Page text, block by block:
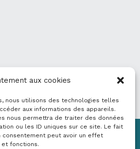
aux cookies
nous utilisons des technologies telles
aux informations des appareils.
nous permettra de traiter des données
ou les ID uniques sur ce site. Le fait
peut avoir un effet
fonctions.
Mentions légales